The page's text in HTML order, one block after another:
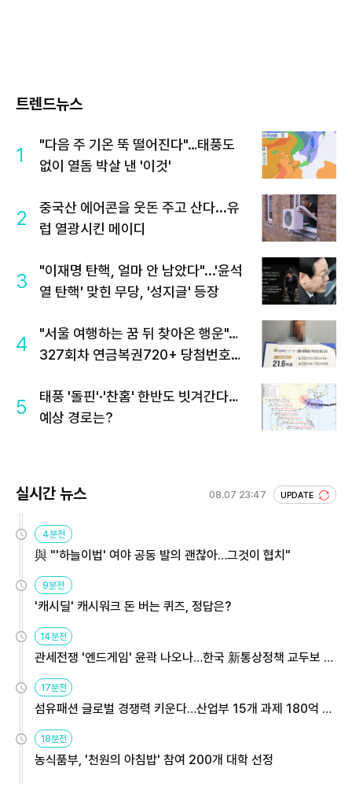
트렌드뉴스
1
"다음 주 기온 뚝 떨어진다"…태풍도
없이 열돔 박살 낸 '이것'
2
중국산 에어콘을 웃돈 주고 산다...유
럽 열광시킨 메이디
3
"이재명 탄핵, 얼마 안 남았다"...'윤석
열 탄핵' 맞힌 무당, '성지글' 등장
4
"서울 여행하는 꿈 뒤 찾아온 행운"…
327회차 연금복권720+ 당첨번호조
5
태풍 '돌핀'·'찬홈' 한반도 빗겨간다…
예상 경로는?
실시간 뉴스 08.07 23:47 UPDATE
4분전
與 "'하늘이법' 여야 공동 발의 괜찮아…그것이 협치"
9분전
'캐시딜' 캐시워크 돈 버는 퀴즈, 정답은?
14분전
관세전쟁 '엔드게임' 윤곽 나오나…한국 新통상정책 교두보 활
용해야
17분전
섬유패션 글로벌 경쟁력 키운다…산업부 15개 과제 180억 지
원
18분전
농식품부, '천원의 아침밥' 참여 200개 대학 선정